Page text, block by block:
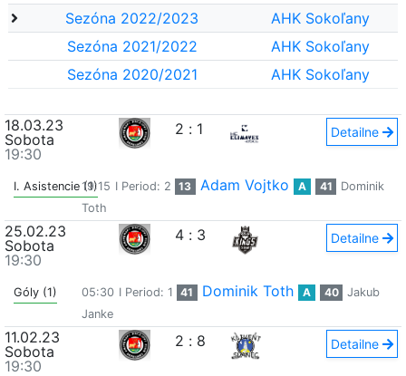
Sezóna 2022/2023
AHK Sokoľany
Sezóna 2021/2022
AHK Sokoľany
Sezóna 2020/2021
AHK Sokoľany
18.03.23
Sobota
19:30
2 : 1 Detailne
I. Asistencie (1)19:15 I Period: 2 13 Adam Vojtko A 41
Dominik
Toth
25.02.23
Sobota
19:30
4 : 3 Detailne
Góly (1) 05:30 I Period: 1 41 Dominik Toth A 40
Jakub
Janke
11.02.23
Sobota
19:30
2 : 8 Detailne